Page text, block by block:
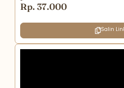
Rp. 37.000
Salin